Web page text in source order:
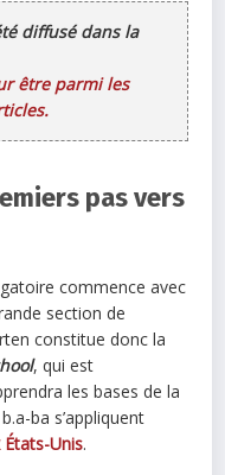
diffusé dans la
être parmi les
pas vers
commence avec
section de
constitue donc la
, qui est
les bases de la
ba s’appliquent
Unis.